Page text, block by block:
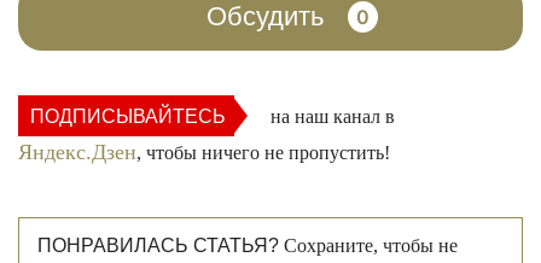
Обсудить 0
ПОДПИСЫВАЙТЕСЬ на наш канал в
Яндекс.Дзен, чтобы ничего не пропустить!
ПОНРАВИЛАСЬ СТАТЬЯ? Сохраните, чтобы не